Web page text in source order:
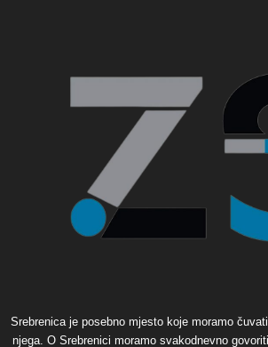
Srebrenica je posebno mjesto koje moramo
njega. O Srebrenici moramo svakodnevno